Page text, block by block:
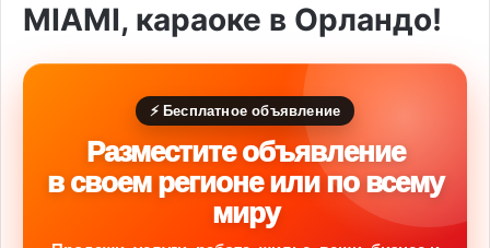
MIAMI, караоке в Орландо!
⚡ Бесплатное объявление
Разместите объявление
в своем регионе или по всему
миру